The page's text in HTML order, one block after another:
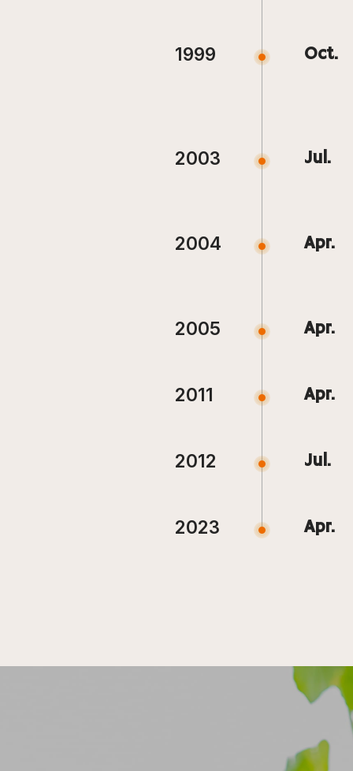
1999 Oct.
2003 Jul.
2004 Apr.
2005 Apr.
2011 Apr.
2012 Jul.
2023 Apr.